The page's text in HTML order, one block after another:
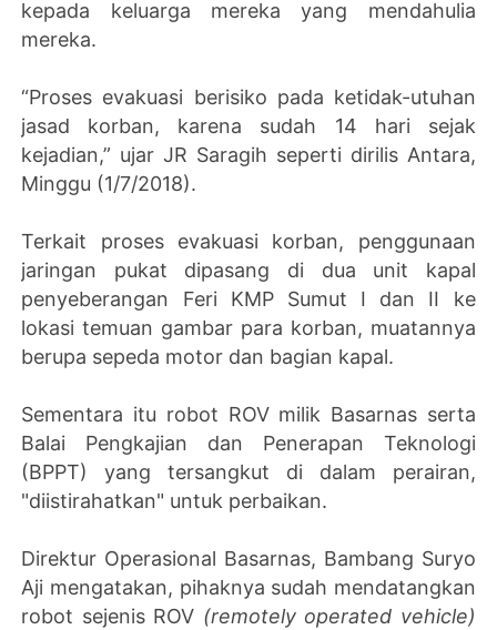
kepada keluarga mereka yang mendahulia
mereka.
“Proses evakuasi berisiko pada ketidak-utuhan
jasad korban, karena sudah 14 hari sejak
kejadian,” ujar JR Saragih seperti dirilis Antara,
Minggu (1/7/2018).
Terkait proses evakuasi korban, penggunaan
jaringan pukat dipasang di dua unit kapal
penyeberangan Feri KMP Sumut I dan II ke
lokasi temuan gambar para korban, muatannya
berupa sepeda motor dan bagian kapal.
Sementara itu robot ROV milik Basarnas serta
Balai Pengkajian dan Penerapan Teknologi
(BPPT) yang tersangkut di dalam perairan,
"diistirahatkan" untuk perbaikan.
Direktur Operasional Basarnas, Bambang Suryo
Aji mengatakan, pihaknya sudah mendatangkan
robot sejenis ROV (remotely operated vehicle)